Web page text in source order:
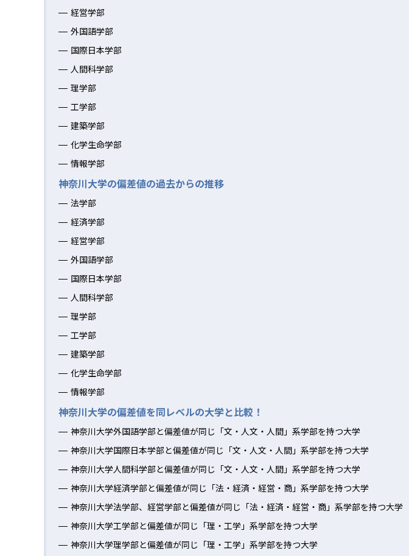
経営学部
外国語学部
国際日本学部
人間科学部
理学部
工学部
建築学部
化学生命学部
情報学部
神奈川大学の偏差値の過去からの推移
法学部
経済学部
経営学部
外国語学部
国際日本学部
人間科学部
理学部
工学部
建築学部
化学生命学部
情報学部
神奈川大学の偏差値を同レベルの大学と比較！
神奈川大学外国語学部と偏差値が同じ「文・人文・人間」系学部を持つ大学
神奈川大学国際日本学部と偏差値が同じ「文・人文・人間」系学部を持つ大学
神奈川大学人間科学部と偏差値が同じ「文・人文・人間」系学部を持つ大学
神奈川大学経済学部と偏差値が同じ「法・経済・経営・商」系学部を持つ大学
神奈川大学法学部、経営学部と偏差値が同じ「法・経済・経営・商」系学部を持つ大学
神奈川大学工学部と偏差値が同じ「理・工学」系学部を持つ大学
神奈川大学理学部と偏差値が同じ「理・工学」系学部を持つ大学